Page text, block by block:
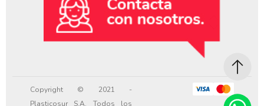
Copyright © 2021 -
Plasticosur S.A. Todos los